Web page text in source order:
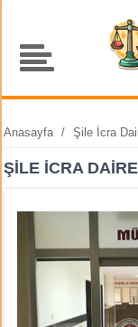
Anasayfa / Şile İcra
ŞILE İCRA